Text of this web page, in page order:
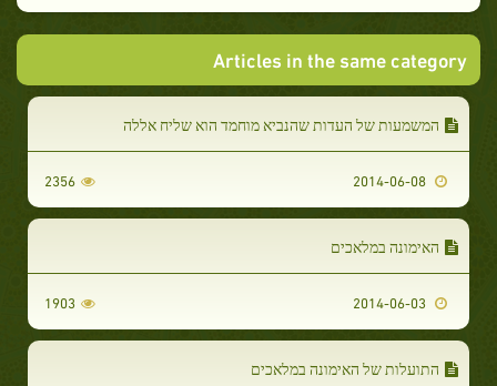
Articles in the same category
המשמעות של העדות שהנביא מוחמד הוא שליח אללה
2356
האימונה במלאכים
1903
התועלות של האימונה במלאכים